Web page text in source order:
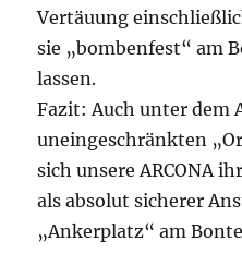
Vertäuung
sie „bombenfest“ am
lassen.
Fazit: Auch unter dem
uneingeschränkten
sich unsere ARCONA
als absolut sicherer
„Ankerplatz“ am